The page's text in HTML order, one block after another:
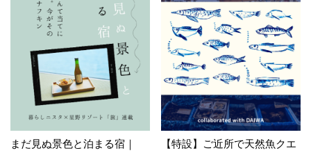
まだ見ぬ景色と泊まる宿｜
【特設】ご近所で天然魚クエ